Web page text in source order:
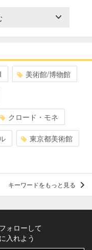
美術館/博物館
クロード・モネ
東京都美術館
キーワードをもっと見る
ォローして
入れよう